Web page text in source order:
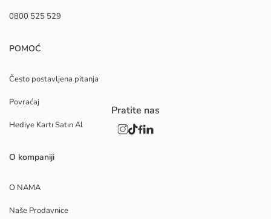
0800 525 529
POMOĆ
Često postavljena pitanja
Povraćaj
Hediye Kartı Satın Al
O kompaniji
O NAMA
Naše Prodavnice
Pratite nas